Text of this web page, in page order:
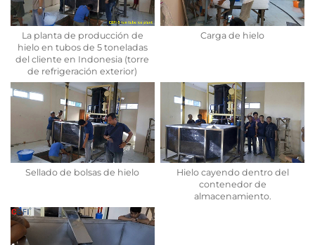
La planta de producción de
hielo en tubos de 5 toneladas
del cliente en Indonesia (torre
de refrigeración exterior)
Carga de hielo
Sellado de bolsas de hielo
Hielo cayendo dentro del
contenedor de
almacenamiento.